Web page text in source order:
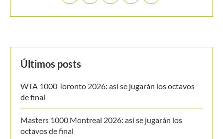
Últimos posts
WTA 1000 Toronto 2026: así se jugarán los octavos
de final
Masters 1000 Montreal 2026: así se jugarán los
octavos de final